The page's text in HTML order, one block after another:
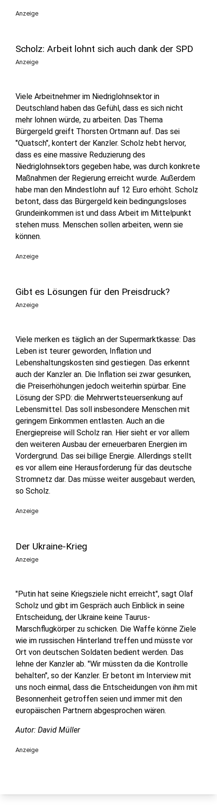
Anzeige
Scholz: Arbeit lohnt sich auch dank der SPD
Anzeige
Viele Arbeitnehmer im Niedriglohnsektor in
Deutschland haben das Gefühl, dass es sich nicht
mehr lohnen würde, zu arbeiten. Das Thema
Bürgergeld greift Thorsten Ortmann auf. Das sei
"Quatsch", kontert der Kanzler. Scholz hebt hervor,
dass es eine massive Reduzierung des
Niedriglohnsektors gegeben habe, was durch konkrete
Maßnahmen der Regierung erreicht wurde. Außerdem
habe man den Mindestlohn auf 12 Euro erhöht. Scholz
betont, dass das Bürgergeld kein bedingungsloses
Grundeinkommen ist und dass Arbeit im Mittelpunkt
stehen muss. Menschen sollen arbeiten, wenn sie
können.
Anzeige
Gibt es Lösungen für den Preisdruck?
Anzeige
Viele merken es täglich an der Supermarktkasse: Das
Leben ist teurer geworden, Inflation und
Lebenshaltungskosten sind gestiegen. Das erkennt
auch der Kanzler an. Die Inflation sei zwar gesunken,
die Preiserhöhungen jedoch weiterhin spürbar. Eine
Lösung der SPD: die Mehrwertsteuersenkung auf
Lebensmittel. Das soll insbesondere Menschen mit
geringem Einkommen entlasten. Auch an die
Energiepreise will Scholz ran. Hier sieht er vor allem
den weiteren Ausbau der erneuerbaren Energien im
Vordergrund. Das sei billige Energie. Allerdings stellt
es vor allem eine Herausforderung für das deutsche
Stromnetz dar. Das müsse weiter ausgebaut werden,
so Scholz.
Anzeige
Der Ukraine-Krieg
Anzeige
"Putin hat seine Kriegsziele nicht erreicht", sagt Olaf
Scholz und gibt im Gespräch auch Einblick in seine
Entscheidung, der Ukraine keine Taurus-
Marschflugkörper zu schicken. Die Waffe könne Ziele
wie im russischen Hinterland treffen und müsste vor
Ort von deutschen Soldaten bedient werden. Das
lehne der Kanzler ab. "Wir müssten da die Kontrolle
behalten", so der Kanzler. Er betont im Interview mit
uns noch einmal, dass die Entscheidungen von ihm mit
Besonnenheit getroffen seien und immer mit den
europäischen Partnern abgesprochen wären.
Autor: David Müller
Anzeige